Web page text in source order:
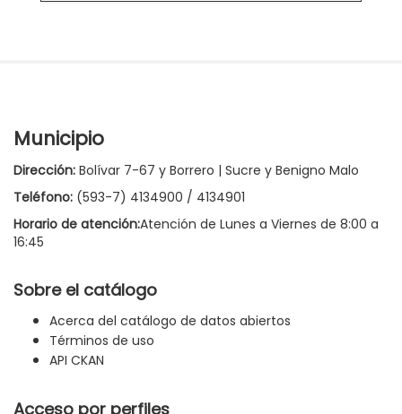
Municipio
Dirección: Bolívar 7-67 y Borrero | Sucre y Benigno Malo
Teléfono: (593-7) 4134900 / 4134901
Horario de atención:Atención de Lunes a Viernes de 8:00 a
16:45
Sobre el catálogo
Acerca del catálogo de datos abiertos
Términos de uso
API CKAN
Acceso por perfiles